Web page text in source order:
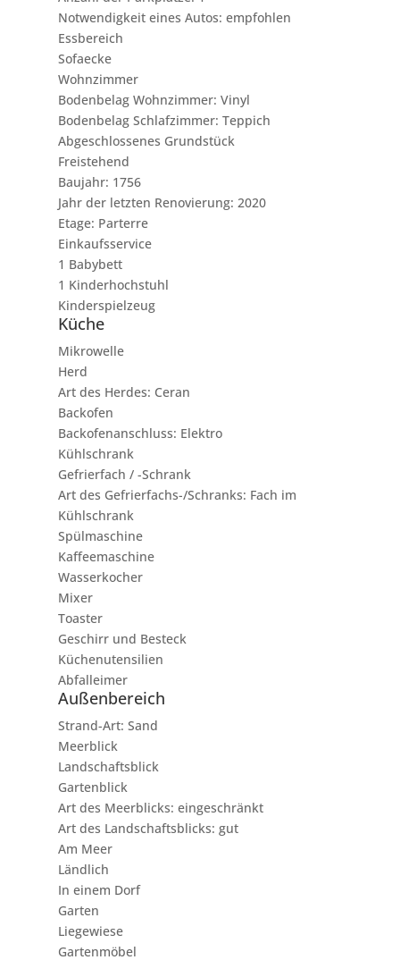
Notwendigkeit eines Autos: empfohlen
Essbereich
Sofaecke
Wohnzimmer
Bodenbelag Wohnzimmer: Vinyl
Bodenbelag Schlafzimmer: Teppich
Abgeschlossenes Grundstück
Freistehend
Baujahr: 1756
Jahr der letzten Renovierung: 2020
Etage: Parterre
Einkaufsservice
1 Babybett
1 Kinderhochstuhl
Kinderspielzeug
Küche
Mikrowelle
Herd
Art des Herdes: Ceran
Backofen
Backofenanschluss: Elektro
Kühlschrank
Gefrierfach / -Schrank
Art des Gefrierfachs-/Schranks: Fach im
Kühlschrank
Spülmaschine
Kaffeemaschine
Wasserkocher
Mixer
Toaster
Geschirr und Besteck
Küchenutensilien
Abfalleimer
Außenbereich
Strand-Art: Sand
Meerblick
Landschaftsblick
Gartenblick
Art des Meerblicks: eingeschränkt
Art des Landschaftsblicks: gut
Am Meer
Ländlich
In einem Dorf
Garten
Liegewiese
Gartenmöbel